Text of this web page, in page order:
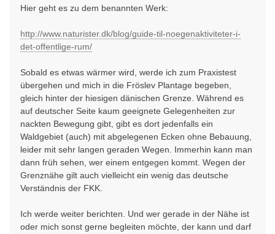
Hier geht es zu dem benannten Werk:
http://www.naturister.dk/blog/guide-til-noegenaktiviteter-i-
det-offentlige-rum/
Sobald es etwas wärmer wird, werde ich zum Praxistest
übergehen und mich in die Fröslev Plantage begeben,
gleich hinter der hiesigen dänischen Grenze. Während es
auf deutscher Seite kaum geeignete Gelegenheiten zur
nackten Bewegung gibt, gibt es dort jedenfalls ein
Waldgebiet (auch) mit abgelegenen Ecken ohne Bebauung,
leider mit sehr langen geraden Wegen. Immerhin kann man
dann früh sehen, wer einem entgegen kommt. Wegen der
Grenznähe gilt auch vielleicht ein wenig das deutsche
Verständnis der FKK.
Ich werde weiter berichten. Und wer gerade in der Nähe ist
oder mich sonst gerne begleiten möchte, der kann und darf